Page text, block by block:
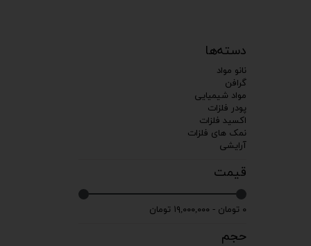
دسته‌ها
نانو مواد
گرافن
مواد شیمیایی
پودر فلزات
اکسید فلزات
نمک های فلزات
آرایشی
قیمت
۰ تومان - ۱۹,۰۰۰,۰۰۰ تومان
حجم